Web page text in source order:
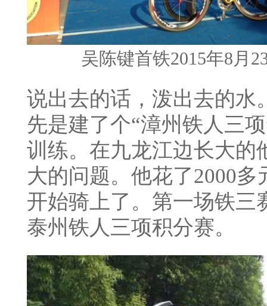
吴陈键首铁2015年8月
说出去的话，泼出去的水
先是建了个“漳州铁人三
训练。在九龙江边长大的
大的问题。他花了2000
开始骑上了。第一场铁三
泰州铁人三项积分赛。